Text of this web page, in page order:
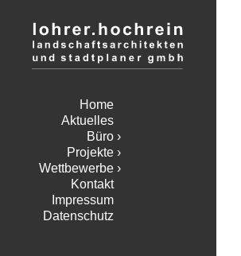
Home
Aktuelles
Büro
Projekte
Wettbewerbe
Kontakt
Impressum
Datenschutz